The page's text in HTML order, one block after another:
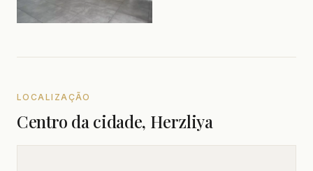
LOCALIZAÇÃO
Centro da cidade, Herzliya